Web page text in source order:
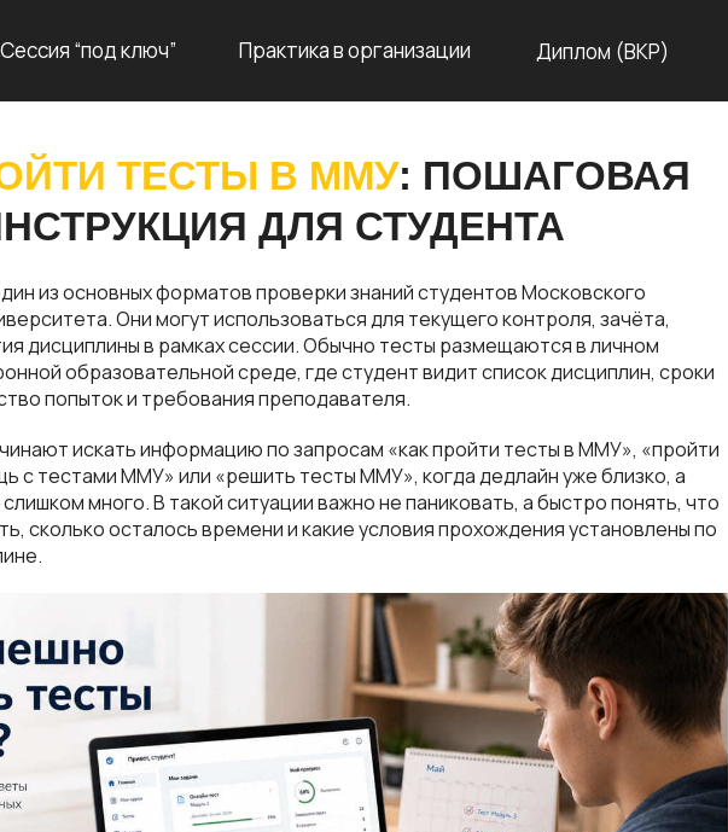
ТЕСТЫ В ММУ: ПОШАГОВАЯ
ДЛЯ СТУДЕНТА
Практика в организации
Сессия “под ключ” Диплом (ВКР)
из основных форматов проверки знаний студентов Московского
Они могут использоваться для текущего контроля, зачёта,
дисциплины в рамках сессии. Обычно тесты размещаются в личном
образовательной среде, где студент видит список дисциплин, сроки
попыток и требования преподавателя.
искать информацию по запросам «как пройти тесты в ММУ», «пройти
с тестами ММУ» или «решить тесты ММУ», когда дедлайн уже близко, а
много. В такой ситуации важно не паниковать, а быстро понять, что
сколько осталось времени и какие условия прохождения установлены по